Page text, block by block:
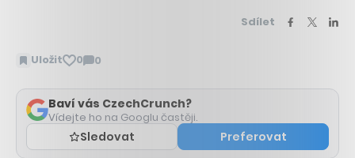
Sdílet
Uložit 0 0
Zobrazit
Baví vás CzechCrunch?
Vídejte ho na Googlu častěji.
Sledovat Preferovat